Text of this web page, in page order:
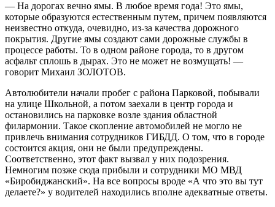
— На дорогах вечно ямы. В любое время года! Это ямы,
которые образуются естественным путем, причем появляются
неизвестно откуда, очевидно, из-за качества дорожного
покрытия. Другие ямы создают сами дорожные службы в
процессе работы. То в одном районе города, то в другом
асфальт сплошь в дырах. Это не может не возмущать! —
говорит Михаил ЗОЛОТОВ.
Автолюбители начали пробег с района Парковой, побывали
на улице Школьной, а потом заехали в центр города и
остановились на парковке возле здания областной
филармонии. Такое скопление автомобилей не могло не
привлечь внимания сотрудников ГИБДД. О том, что в городе
состоится акция, они не были предупреждены.
Соответственно, этот факт вызвал у них подозрения.
Немногим позже сюда прибыли и сотрудники МО МВД
«Биробиджанский». На все вопросы вроде «А что это вы тут
делаете?» у водителей находились вполне адекватные ответы.